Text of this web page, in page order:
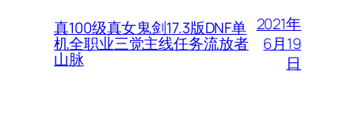
真100级真女鬼剑17.3版DNF单
机全职业三觉主线任务流放者
山脉
2021年
6月19
日